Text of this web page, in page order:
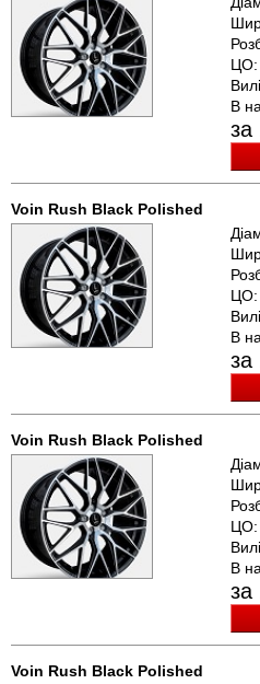
ЦО:
В
за
Voin Rush Black Polished
ЦО:
В
за
Voin Rush Black Polished
ЦО:
В
за
Voin Rush Black Polished